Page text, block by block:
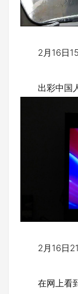
2月16日
出彩中国人
2月16日
在网上看到